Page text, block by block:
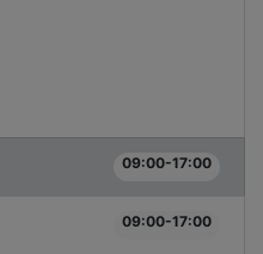
09:00-17:00
09:00-17:00